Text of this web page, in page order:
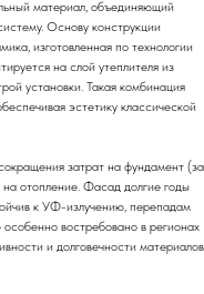
материал, объединяющий
Основу конструкции
изготовленная по технологии
на слой утеплителя из
установки. Такая комбинация
эстетику классической
затрат на фундамент (за
отопление. Фасад долгие годы
к УФ-излучению, перепадам
востребовано в регионах
и долговечности материалов